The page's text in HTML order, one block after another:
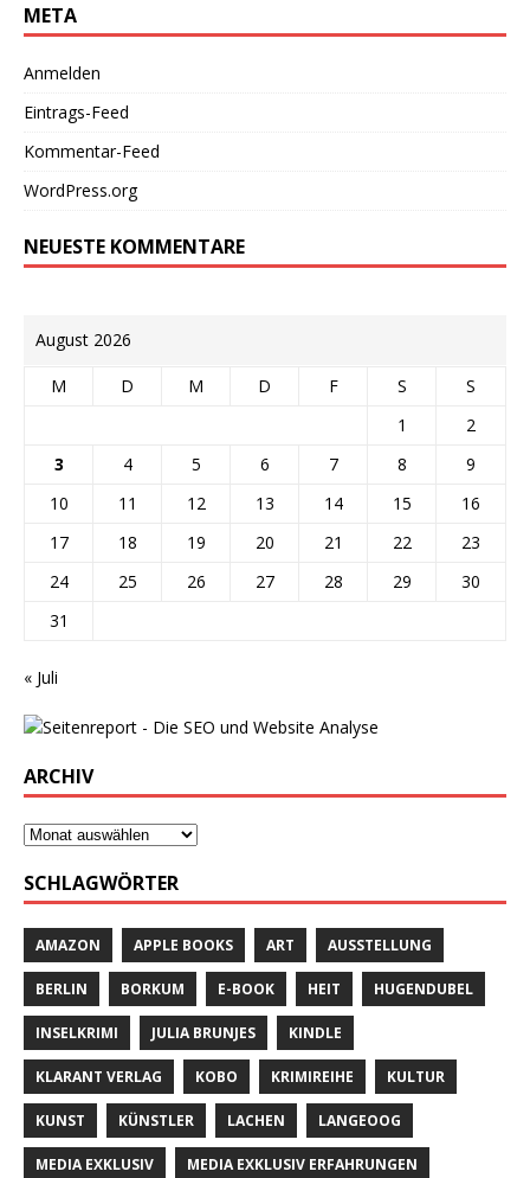
META
Anmelden
Eintrags-Feed
Kommentar-Feed
WordPress.org
NEUESTE KOMMENTARE
August 2026
M D M D F S
S
1
2
3
4 5 6 7 8
9
10
11 12 13 14 15
16
17
18 19 20 21 22
23
24
25 26 27 28 29
30
31
« Juli
ARCHIV
SCHLAGWÖRTER
AMAZON APPLE BOOKS ART AUSSTELLUNG
BERLIN BORKUM E-BOOK HEIT HUGENDUBEL
INSELKRIMI JULIA BRUNJES KINDLE
KLARANT VERLAG KOBO KRIMIREIHE KULTUR
KUNST KÜNSTLER LACHEN LANGEOOG
MEDIA EXKLUSIV MEDIA EXKLUSIV ERFAHRUNGEN